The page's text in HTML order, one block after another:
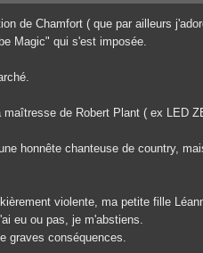
de Chamfort ( que par ailleurs
Magic" qui s'est imposée.
de Robert Plant ( ex LED
honnête chanteuse de country,
violente, ma petite fille
eu ou pas, je m'abstiens.
graves conséquences.